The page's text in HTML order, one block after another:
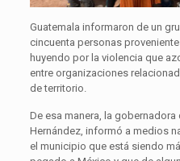
Guatemala informaron de un
cincuenta personas
huyendo por la violencia que
entre organizaciones
de territorio.
De esa manera, la gobernadora
Hernández, informó a medios
el municipio que está siendo